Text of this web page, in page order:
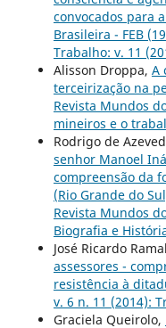
convocados para
Brasileira - FEB
Trabalho: v. 11
Alisson Droppa, A
terceirização na
Revista Mundos
mineiros e o
Rodrigo de
senhor Manoel
compreensão da
(Rio Grande do
Revista Mundos
Biografia e
José Ricardo
assessores -
resistência à
v. 6 n. 11 (2014):
Graciela Queirolo,